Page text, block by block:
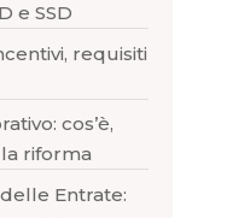
e SSD
requisiti
cos’è,
riforma
Entrate: